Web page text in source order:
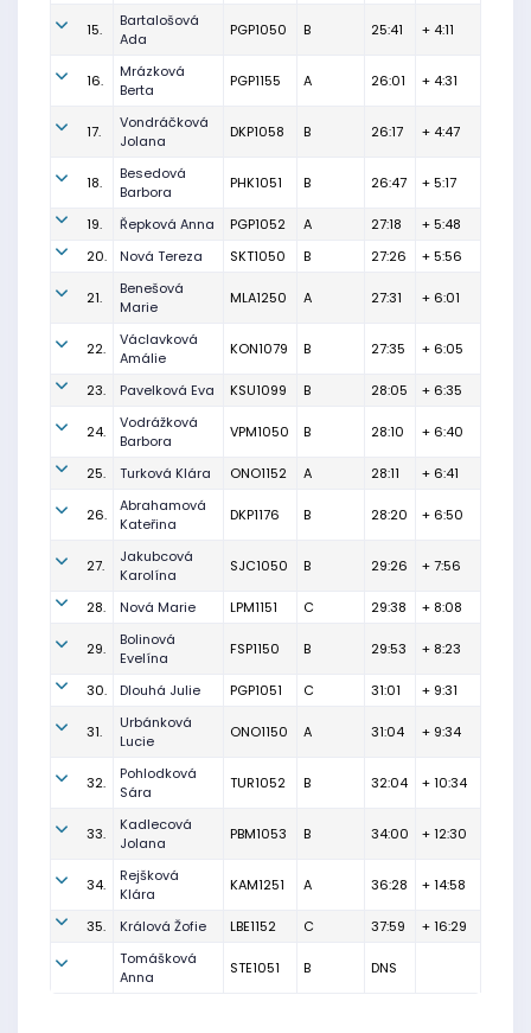
15.
Bartalošová
Ada
PGP1050 B 25:41 + 4:11
16.
Mrázková
Berta
PGP1155 A 26:01 + 4:31
17.
Vondráčková
Jolana
DKP1058 B 26:17 + 4:47
18.
Besedová
Barbora
PHK1051 B 26:47 + 5:17
19. Řepková Anna PGP1052 A 27:18
+ 5:48
20.
Nová Tereza SKT1050 B 27:26 + 5:56
21.
Benešová
Marie
MLA1250 A 27:31 + 6:01
22.
Václavková
Amálie
KON1079 B 27:35 + 6:05
23. Pavelková Eva KSU1099 B 28:05 + 6:35
24.
Vodrážková
Barbora
VPM1050 B 28:10 + 6:40
25. Turková Klára ONO1152 A 28:11 + 6:41
26.
Abrahamová
Kateřina
DKP1176 B 28:20 + 6:50
27.
Jakubcová
Karolína
SJC1050 B 29:26 + 7:56
28. Nová Marie LPM1151 C 29:38 + 8:08
29.
Bolinová
Evelína
FSP1150 B 29:53 + 8:23
30. Dlouhá Julie PGP1051 C 31:01 + 9:31
31.
Urbánková
Lucie
ONO1150 A 31:04 + 9:34
32.
Pohlodková
Sára
TUR1052 B 32:04 + 10:34
33.
Kadlecová
Jolana
PBM1053 B 34:00 + 12:30
34.
Rejšková
Klára
KAM1251 A 36:28 + 14:58
35. Králová Žofie LBE1152 C 37:59
+ 16:29
Tomášková
Anna
STE1051 B DNS